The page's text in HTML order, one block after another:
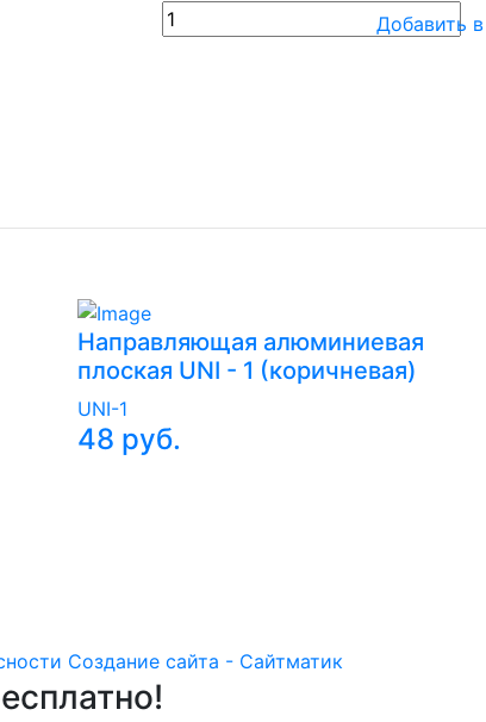
Добавить
Направляющая алюминиевая
плоская UNI - 1 (коричневая)
UNI-1
48 руб.
Создание сайта - Сайтматик